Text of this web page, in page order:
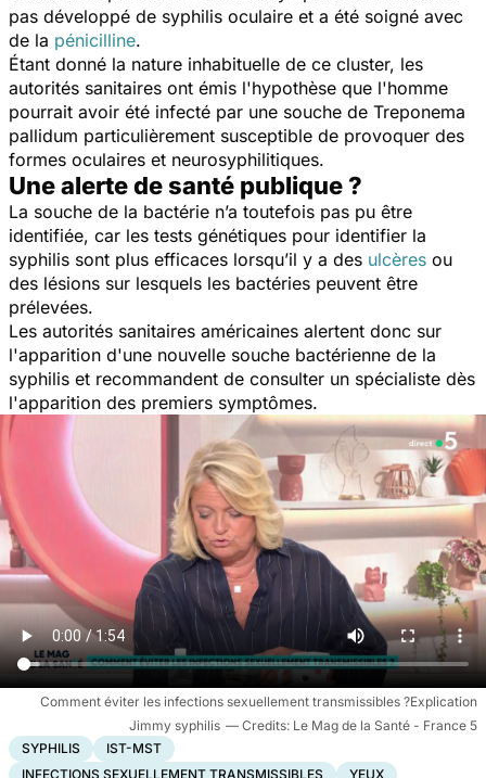
pas développé de syphilis oculaire et a été soigné avec
de la pénicilline.
Étant donné la nature inhabituelle de ce cluster, les
autorités sanitaires ont émis l'hypothèse que l'homme
pourrait avoir été infecté par une souche de Treponema
pallidum particulièrement susceptible de provoquer des
formes oculaires et neurosyphilitiques.
Une alerte de santé publique ?
La souche de la bactérie n’a toutefois pas pu être
identifiée, car les tests génétiques pour identifier la
syphilis sont plus efficaces lorsqu’il y a des ulcères ou
des lésions sur lesquels les bactéries peuvent être
prélevées.
Les autorités sanitaires américaines alertent donc sur
l'apparition d'une nouvelle souche bactérienne de la
syphilis et recommandent de consulter un spécialiste dès
l'apparition des premiers symptômes.
Comment éviter les infections sexuellement transmissibles ?Explication
Jimmy syphilis
Le Mag de la Santé - France 5
SYPHILIS
IST-MST
INFECTIONS SEXUELLEMENT TRANSMISSIBLES
YEUX